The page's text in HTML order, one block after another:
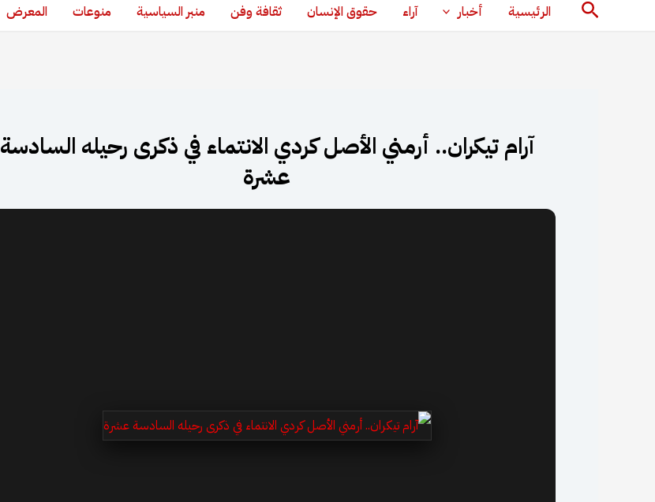
البحث الرئيسية أخبار آراء حقوق الإنسان ثقافة وفن منبر السياسية منوعات المعرض
آرام تيكران.. أرمني الأصل كردي الانتماء في ذكرى رحيله السادسة
عشرة